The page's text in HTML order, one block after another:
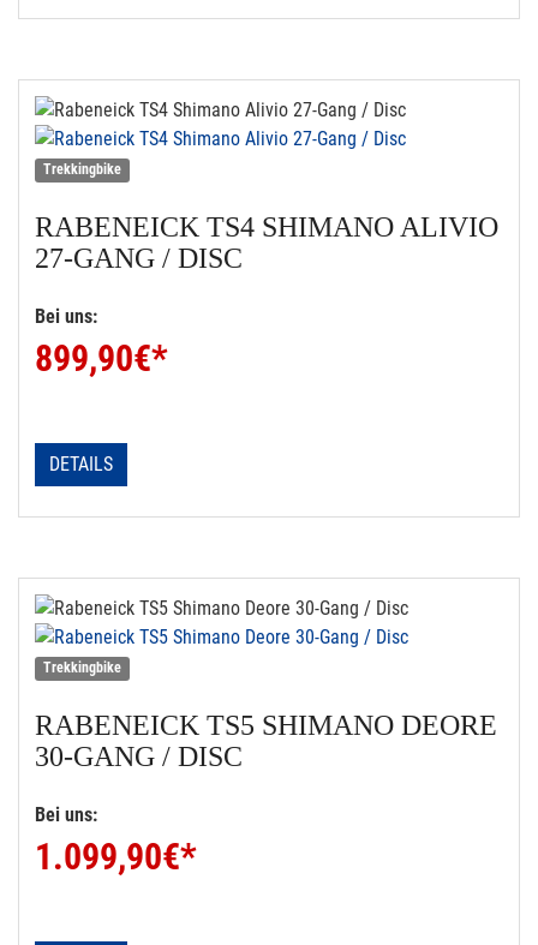
Trekkingbike
RABENEICK TS4 SHIMANO ALIVIO
27-GANG / DISC
Bei uns:
899,90€*
DETAILS
Trekkingbike
RABENEICK TS5 SHIMANO DEORE
30-GANG / DISC
Bei uns:
1.099,90€*